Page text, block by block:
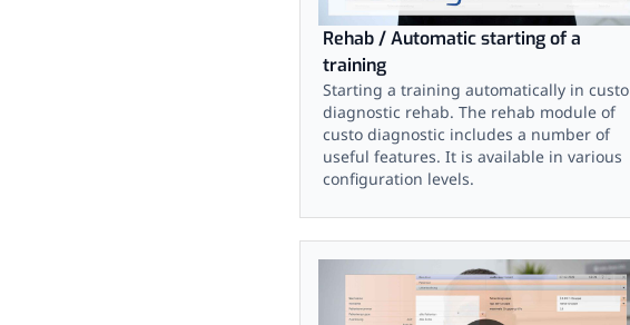
Rehab / Automatic starting of a
training
Starting a training automatically in custo
diagnostic rehab. The rehab module of
custo diagnostic includes a number of
useful features. It is available in various
configuration levels.